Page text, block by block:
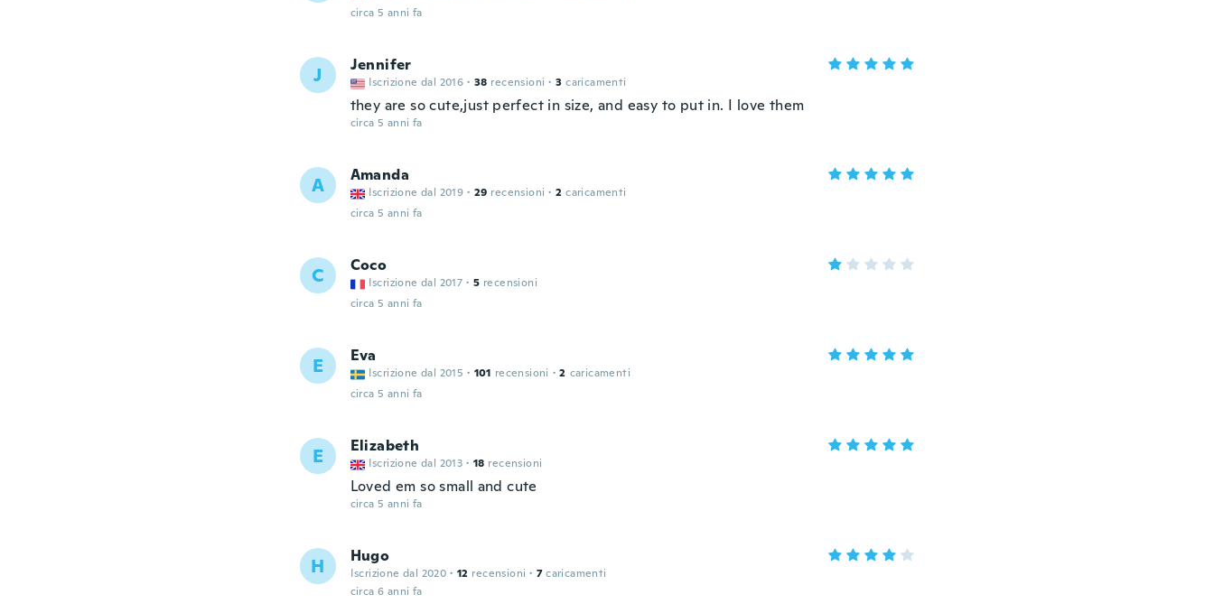
circa 5 anni fa
J Jennifer
Iscrizione dal 2016 · 38 recensioni · 3 caricamenti
they are so cute,just perfect in size, and easy to put in. I love them
circa 5 anni fa
A Amanda
Iscrizione dal 2019 · 29 recensioni · 2 caricamenti
circa 5 anni fa
C Coco
Iscrizione dal 2017 · 5 recensioni
circa 5 anni fa
E Eva
Iscrizione dal 2015 · 101 recensioni · 2 caricamenti
circa 5 anni fa
E Elizabeth
Iscrizione dal 2013 · 18 recensioni
Loved em so small and cute
circa 5 anni fa
H Hugo
Iscrizione dal 2020 · 12 recensioni · 7 caricamenti
circa 6 anni fa